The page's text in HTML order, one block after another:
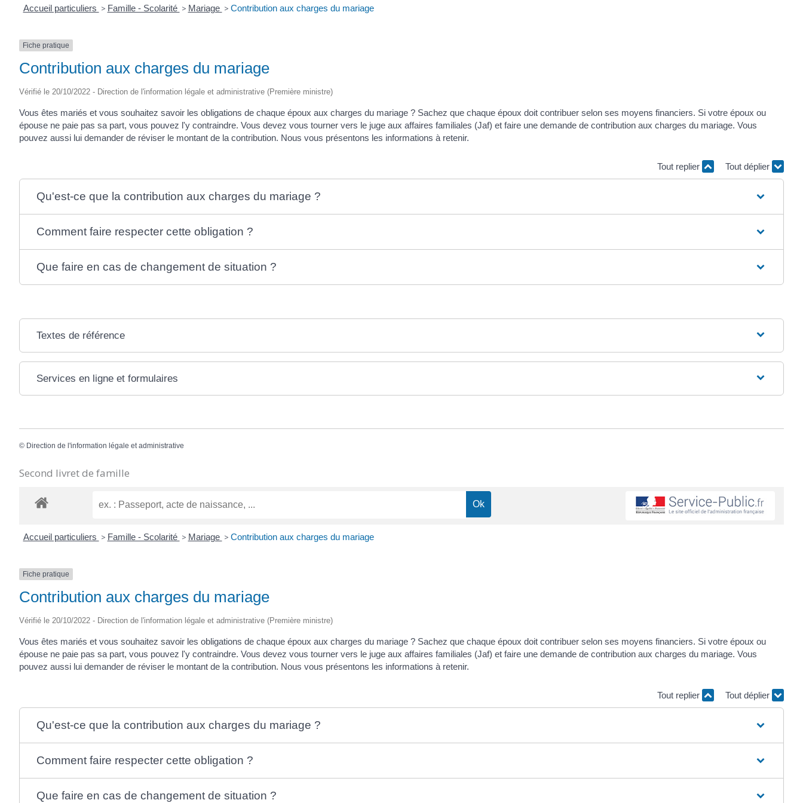
Accueil particuliers > Famille - Scolarité > Mariage > Contribution aux charges du mariage
Fiche pratique
Contribution aux charges du mariage
Vérifié le 20/10/2022 - Direction de l'information légale et administrative (Première ministre)
Vous êtes mariés et vous souhaitez savoir les obligations de chaque époux aux charges du mariage ? Sachez que chaque époux doit contribuer selon ses moyens financiers. Si votre époux ou
épouse ne paie pas sa part, vous pouvez l'y contraindre. Vous devez vous tourner vers le juge aux affaires familiales (Jaf) et faire une demande de contribution aux charges du mariage. Vous
pouvez aussi lui demander de réviser le montant de la contribution. Nous vous présentons les informations à retenir.
Tout replier Tout déplier
Qu'est-ce que la contribution aux charges du mariage ?
Comment faire respecter cette obligation ?
Que faire en cas de changement de situation ?
Textes de référence
Services en ligne et formulaires
© Direction de l'information légale et administrative
Second livret de famille
Accueil particuliers > Famille - Scolarité > Mariage > Contribution aux charges du mariage
Fiche pratique
Contribution aux charges du mariage
Vérifié le 20/10/2022 - Direction de l'information légale et administrative (Première ministre)
Vous êtes mariés et vous souhaitez savoir les obligations de chaque époux aux charges du mariage ? Sachez que chaque époux doit contribuer selon ses moyens financiers. Si votre époux ou
épouse ne paie pas sa part, vous pouvez l'y contraindre. Vous devez vous tourner vers le juge aux affaires familiales (Jaf) et faire une demande de contribution aux charges du mariage. Vous
pouvez aussi lui demander de réviser le montant de la contribution. Nous vous présentons les informations à retenir.
Tout replier Tout déplier
Qu'est-ce que la contribution aux charges du mariage ?
Comment faire respecter cette obligation ?
Que faire en cas de changement de situation ?